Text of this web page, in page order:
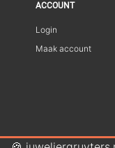
ACCOUNT
Login
Maak account